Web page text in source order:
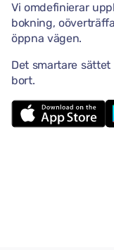
Vi omdefinierar
bokning,
öppna vägen.
Det smartare
bort.